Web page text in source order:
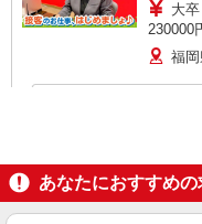
大
230000
他・交
バイザ
代支給 ゜+゜・。○。・゜+゜・。○。・゜+゜ 入
社祝い金10
インセ
福
株式会社シエロ
【
あなたにおすすめの